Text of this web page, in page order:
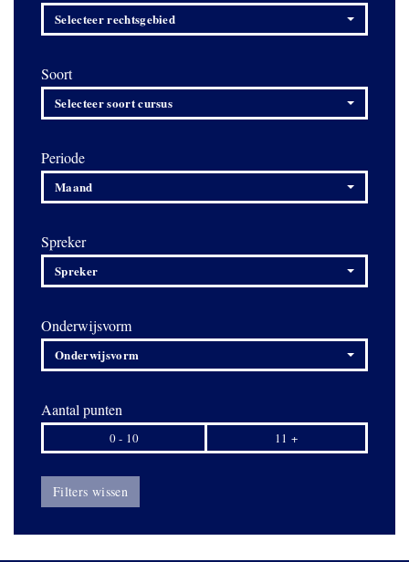
Selecteer rechtsgebied
Soort
Selecteer soort cursus
Periode
Maand
Spreker
Spreker
Onderwijsvorm
Onderwijsvorm
Aantal punten
0 - 10 11 +
Filters wissen